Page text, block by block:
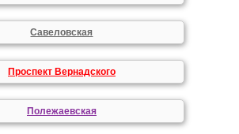
Савеловская
Проспект Вернадского
Полежаевская